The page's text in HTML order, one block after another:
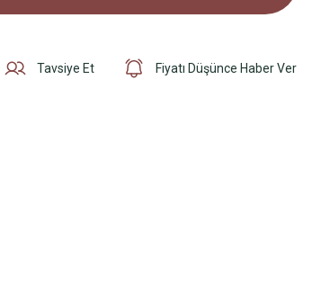
Tavsiye Et Fiyatı Düşünce Haber Ver